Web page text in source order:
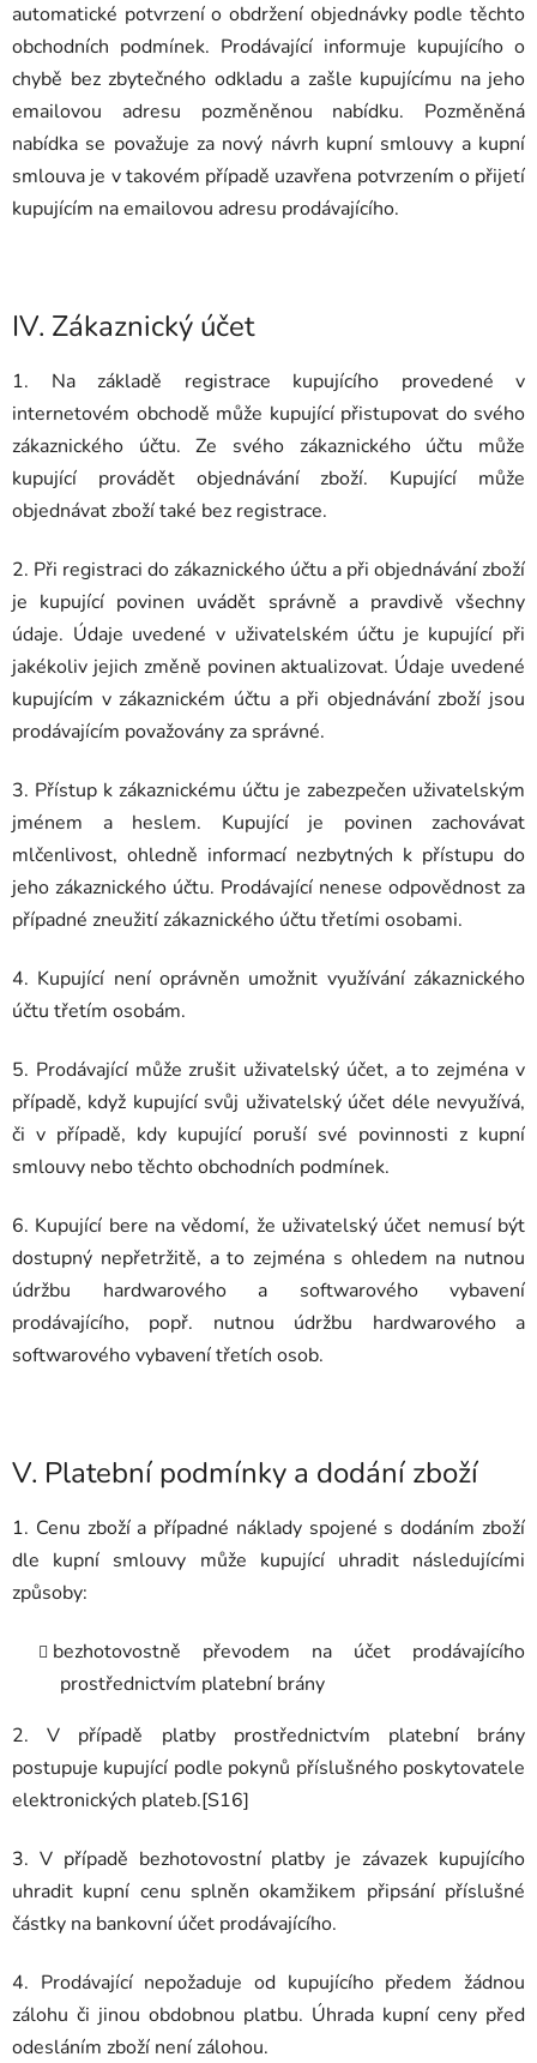
automatické potvrzení o obdržení objednávky podle těchto
obchodních podmínek. Prodávající informuje kupujícího o
chybě bez zbytečného odkladu a zašle kupujícímu na jeho
emailovou adresu pozměněnou nabídku. Pozměněná
nabídka se považuje za nový návrh kupní smlouvy a kupní
smlouva je v takovém případě uzavřena potvrzením o přijetí
kupujícím na emailovou adresu prodávajícího.
IV. Zákaznický účet
1. Na základě registrace kupujícího provedené v
internetovém obchodě může kupující přistupovat do svého
zákaznického účtu. Ze svého zákaznického účtu může
kupující provádět objednávání zboží. Kupující může
objednávat zboží také bez registrace.
2. Při registraci do zákaznického účtu a při objednávání zboží
je kupující povinen uvádět správně a pravdivě všechny
údaje. Údaje uvedené v uživatelském účtu je kupující při
jakékoliv jejich změně povinen aktualizovat. Údaje uvedené
kupujícím v zákaznickém účtu a při objednávání zboží jsou
prodávajícím považovány za správné.
3. Přístup k zákaznickému účtu je zabezpečen uživatelským
jménem a heslem. Kupující je povinen zachovávat
mlčenlivost, ohledně informací nezbytných k přístupu do
jeho zákaznického účtu. Prodávající nenese odpovědnost za
případné zneužití zákaznického účtu třetími osobami.
4. Kupující není oprávněn umožnit využívání zákaznického
účtu třetím osobám.
5. Prodávající může zrušit uživatelský účet, a to zejména v
případě, když kupující svůj uživatelský účet déle nevyužívá,
či v případě, kdy kupující poruší své povinnosti z kupní
smlouvy nebo těchto obchodních podmínek.
6. Kupující bere na vědomí, že uživatelský účet nemusí být
dostupný nepřetržitě, a to zejména s ohledem na nutnou
údržbu hardwarového a softwarového vybavení
prodávajícího, popř. nutnou údržbu hardwarového a
softwarového vybavení třetích osob.
V. Platební podmínky a dodání zboží
1. Cenu zboží a případné náklady spojené s dodáním zboží
dle kupní smlouvy může kupující uhradit následujícími
způsoby:
bezhotovostně převodem na účet prodávajícího
prostřednictvím platební brány
2. V případě platby prostřednictvím platební brány
postupuje kupující podle pokynů příslušného poskytovatele
elektronických plateb.[S16]
3. V případě bezhotovostní platby je závazek kupujícího
uhradit kupní cenu splněn okamžikem připsání příslušné
částky na bankovní účet prodávajícího.
4. Prodávající nepožaduje od kupujícího předem žádnou
zálohu či jinou obdobnou platbu. Úhrada kupní ceny před
odesláním zboží není zálohou.